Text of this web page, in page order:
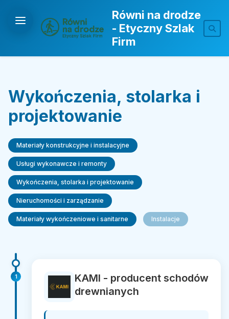
Równi na drodze
- Etyczny Szlak
Firm
Wykończenia, stolarka i
projektowanie
Materiały konstrukcyjne i instalacyjne
Usługi wykonawcze i remonty
Wykończenia, stolarka i projektowanie
Nieruchomości i zarządzanie
Materiały wykończeniowe i sanitarne Instalacje
1
KAMI - producent schodów
drewnianych